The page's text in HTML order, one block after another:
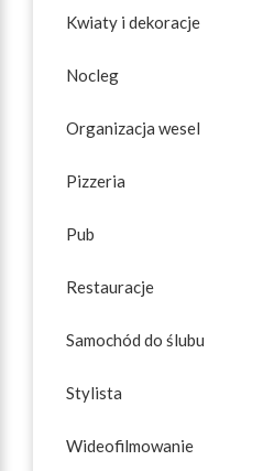
Kwiaty i dekoracje
Nocleg
Organizacja wesel
Pizzeria
Pub
Restauracje
Samochód do ślubu
Stylista
Wideofilmowanie